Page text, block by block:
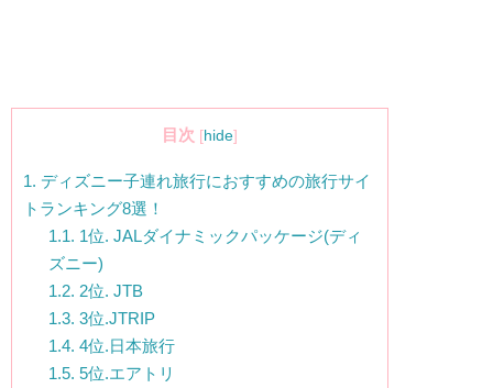
目次 [hide]
1. ディズニー子連れ旅行におすすめの旅行サイ
トランキング8選！
1.1. 1位. JALダイナミックパッケージ(ディ
ズニー)
1.2. 2位. JTB
1.3. 3位.JTRIP
1.4. 4位.日本旅行
1.5. 5位.エアトリ